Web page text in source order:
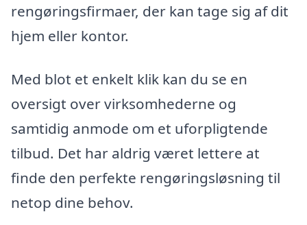
rengøringsfirmaer, der kan tage sig af dit
hjem eller kontor.
Med blot et enkelt klik kan du se en
oversigt over virksomhederne og
samtidig anmode om et uforpligtende
tilbud. Det har aldrig været lettere at
finde den perfekte rengøringsløsning til
netop dine behov.